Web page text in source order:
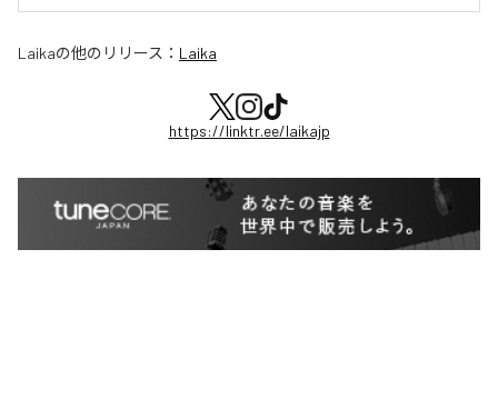
Laikaの他のリリース： Laika
https://linktr.ee/laikajp